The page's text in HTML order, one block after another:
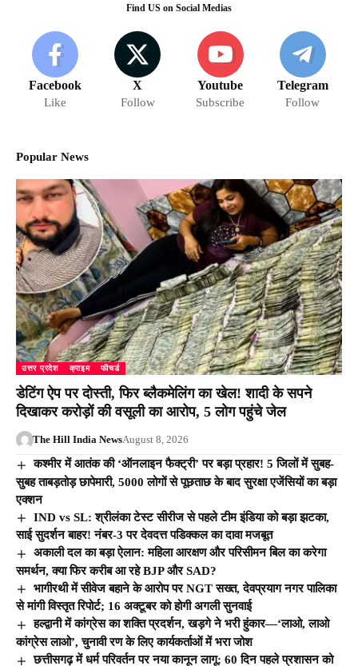
Find US on Social Medias
Facebook
Like
X
Follow
Youtube
Subscribe
Telegram
Follow
Popular News
उत्तर प्रदेश क्राइम फीचर्ड
डेटिंग ऐप पर दोस्ती, फिर ब्लैकमेलिंग का खेल! शादी के सपने
दिखाकर करोड़ों की वसूली का आरोप, 5 लोग पहुंचे जेल
The Hill India NewsAugust 8, 2026
कश्मीर में आतंक की ‘ऑनलाइन फैक्ट्री’ पर बड़ा प्रहार! 5 जिलों में सुबह-
सुबह ताबड़तोड़ छापेमारी, 5000 लोगों से पूछताछ के बाद सुरक्षा एजेंसियों का बड़ा
एक्शन
IND vs SL: श्रीलंका टेस्ट सीरीज से पहले टीम इंडिया को बड़ा झटका,
साई सुदर्शन बाहर! नंबर-3 पर देवदत्त पडिक्कल का दावा मजबूत
अकाली दल का बड़ा ऐलान: महिला आरक्षण और परिसीमन बिल का करेगा
समर्थन, क्या फिर करीब आ रहे BJP और SAD?
भागीरथी में सीवेज बहाने के आरोप पर NGT सख्त, देवप्रयाग नगर पालिका
से मांगी विस्तृत रिपोर्ट; 16 अक्टूबर को होगी अगली सुनवाई
हल्द्वानी में कांग्रेस का शक्ति प्रदर्शन, खड़गे ने भरी हुंकार—‘लाओ, लाओ
कांग्रेस लाओ’, चुनावी रण के लिए कार्यकर्ताओं में भरा जोश
छत्तीसगढ़ में धर्म परिवर्तन पर नया कानून लागू: 60 दिन पहले प्रशासन को